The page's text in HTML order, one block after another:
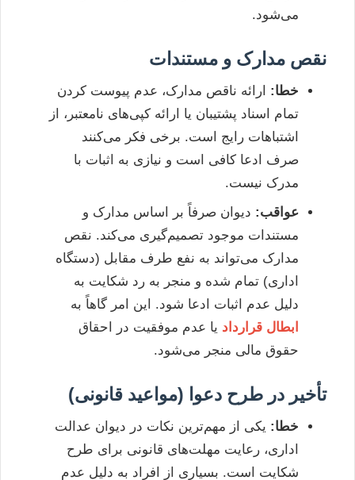
می‌شود.
نقص مدارک و مستندات
خطا: ارائه ناقص مدارک، عدم پیوست کردن
تمام اسناد پشتیبان یا ارائه کپی‌های نامعتبر، از
اشتباهات رایج است. برخی فکر می‌کنند
صرف ادعا کافی است و نیازی به اثبات با
مدرک نیست.
عواقب: دیوان صرفاً بر اساس مدارک و
مستندات موجود تصمیم‌گیری می‌کند. نقص
مدارک می‌تواند به نفع طرف مقابل (دستگاه
اداری) تمام شده و منجر به رد شکایت به
دلیل عدم اثبات ادعا شود. این امر گاهاً به
ابطال قرارداد یا عدم موفقیت در احقاق
حقوق مالی منجر می‌شود.
تأخیر در طرح دعوا (مواعید قانونی)
خطا: یکی از مهم‌ترین نکات در دیوان عدالت
اداری، رعایت مهلت‌های قانونی برای طرح
شکایت است. بسیاری از افراد به دلیل عدم